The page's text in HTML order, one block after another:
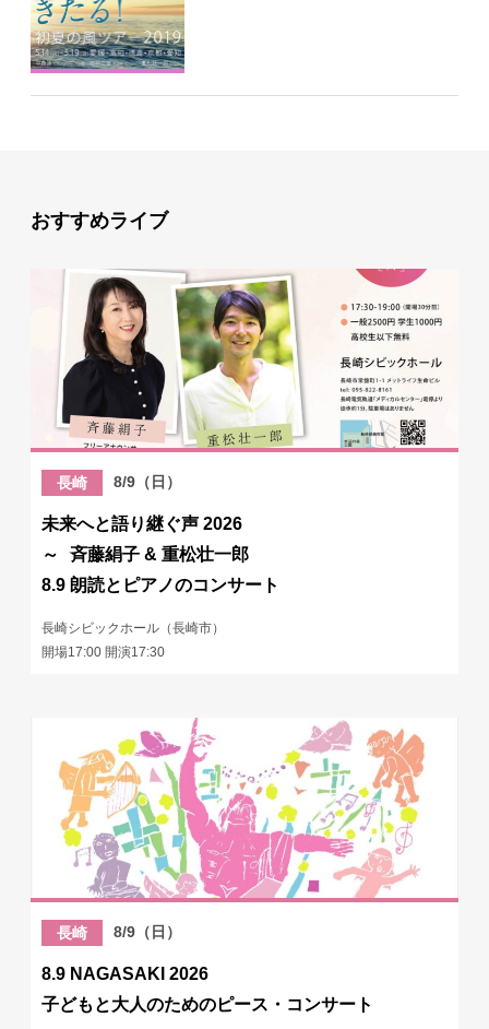
おすすめライブ
長崎 8/9（日）
未来へと語り継ぐ声 2026
～ 斉藤絹子 & 重松壮一郎
8.9 朗読とピアノのコンサート
長崎シビックホール（長崎市）
開場17:00 開演17:30
長崎 8/9（日）
8.9 NAGASAKI 2026
子どもと大人のためのピース・コンサート